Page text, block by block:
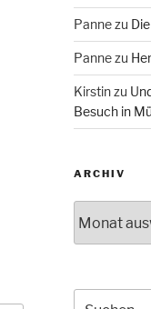
Pannezu
Pannezu
Kirstinzu
Besuch in
ARCHIV